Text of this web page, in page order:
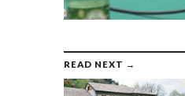
READ NEXT →